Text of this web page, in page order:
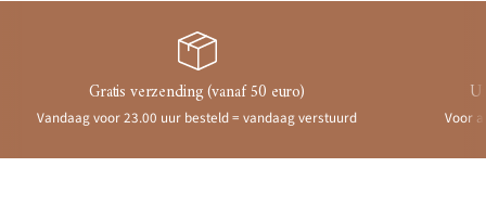
Gratis verzending (vanaf 50 euro)
Vandaag voor 23.00 uur besteld = vandaag verstuurd Voor